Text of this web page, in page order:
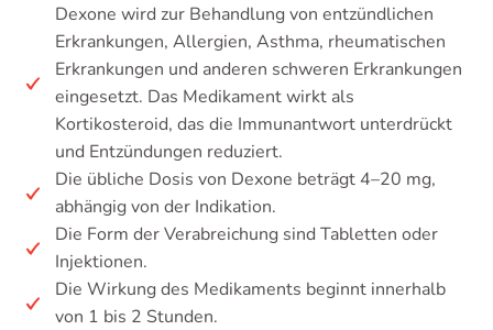
Dexone wird zur Behandlung von entzündlichen
Erkrankungen, Allergien, Asthma, rheumatischen
Erkrankungen und anderen schweren Erkrankungen
eingesetzt. Das Medikament wirkt als
Kortikosteroid, das die Immunantwort unterdrückt
und Entzündungen reduziert.
Die übliche Dosis von Dexone beträgt 4–20 mg,
abhängig von der Indikation.
Die Form der Verabreichung sind Tabletten oder
Injektionen.
Die Wirkung des Medikaments beginnt innerhalb
von 1 bis 2 Stunden.